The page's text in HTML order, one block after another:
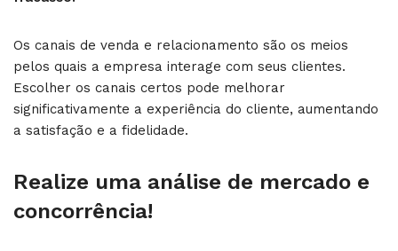
Os canais de venda e relacionamento são os meios
pelos quais a empresa interage com seus clientes.
Escolher os canais certos pode melhorar
significativamente a experiência do cliente, aumentando
a satisfação e a fidelidade.
Realize uma análise de mercado e
concorrência!